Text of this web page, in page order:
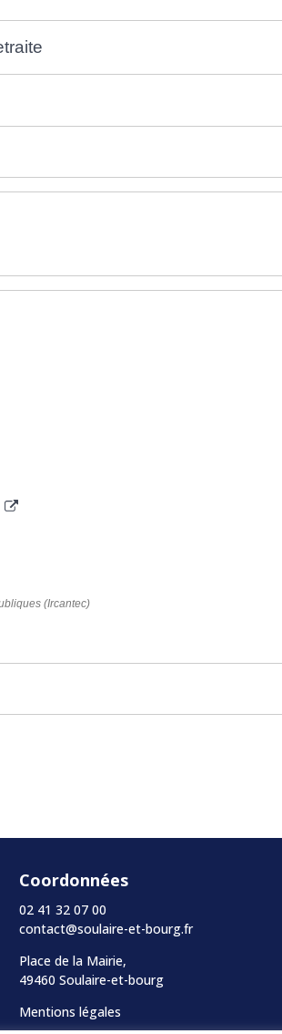
(Ircantec)
Coordonnées
02 41 32 07 00
contact@soulaire-et-bourg.fr
Place de la Mairie,
49460 Soulaire-et-bourg
Mentions légales